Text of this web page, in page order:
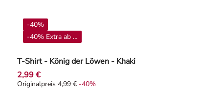
T-Shirt - König der Löwen - Khaki
-40%
-40% Extra ab 4**
2,99 €
Originalpreis 4,99 €, Rabat -40%
Originalpreis 4,99 € -40%